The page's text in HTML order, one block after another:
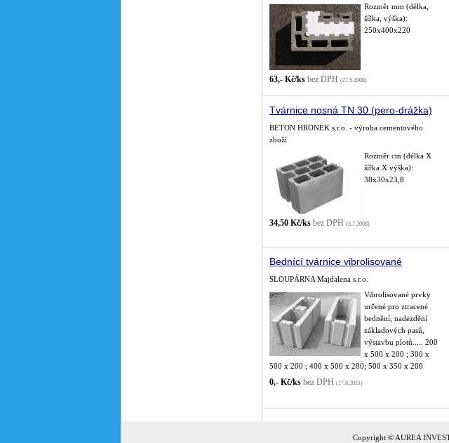
Rozměr mm (délka,
šířka, výška):
250x400x220
63,- Kč/ks bez DPH (27.5.2008)
Tvárnice nosná TN 30 (pero-drážka)
BETON HRONEK s.r.o. - výroba cementového
zboží
Rozměr cm (délka X
šířka X výška):
38x30x23,8
34,50 Kč/ks bez DPH (3.7.2008)
Bednící tvárnice vibrolisované
SLOUPÁRNA Majdalena s.r.o.
Vibrolisované prvky
určené pro ztracené
bednění, nadezdění
základových pasů,
výstavbu plotů..... 200
x 500 x 200 ; 300 x
500 x 200 ; 400 x 500 x 200; 500 x 350 x 200
0,- Kč/ks bez DPH (17.8.2021)
Copyright © AUREA